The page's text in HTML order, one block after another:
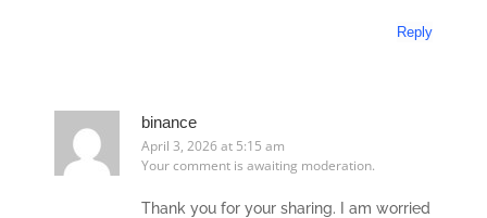
Reply
binance
April 3, 2026 at 5:15 am
Your comment is awaiting moderation.
Thank you for your sharing. I am worried